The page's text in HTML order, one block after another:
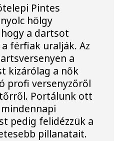
Pintes
hölgy
a dartsot
férfiak uralják. Az
a
kizárólag a nők
profi versenyzőről
Portálunk ott
pedig felidézzük a
pillanatait.